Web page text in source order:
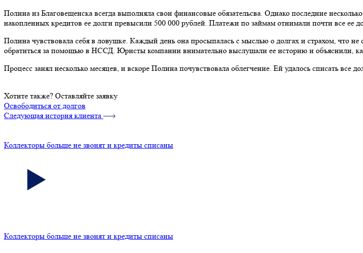
Полина из Благовещенска всегда выполняла свои финансовые обязательсва. Однако последние
накопленных кредитов ее долги превысили 500 000 рублей. Платежи по займам отнимали почти все ее
Полина чувствовала себя в ловушке. Каждый день она просыпалась с мыслью о долгах и страхом, что
обратиться за помощью в НССД. Юристы компании внимательно выслушали ее историю и объяснили,
Процесс занял несколько месяцев, и вскоре Полина почувствовала облегчение. Ей удалось списать все
Хотите также? Оставляйте заявку
Освободиться от долгов
Следующая история клиента
Коллекторы больше не звонят и кредиты списаны
Коллекторы больше не звонят и кредиты списаны